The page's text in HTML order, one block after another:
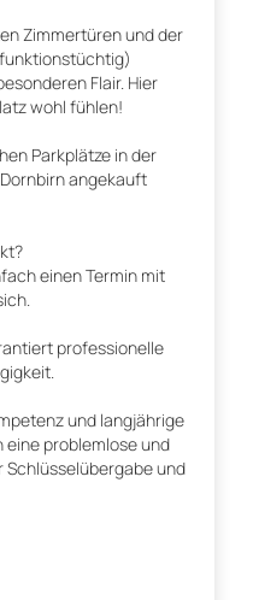
Zimmertüren und der
Flair. Hier
wohl fühlen!
Parkplätze in der
angekauft
einen Termin mit
professionelle
und langjährige
eine problemlose und
und